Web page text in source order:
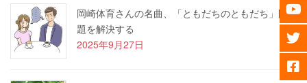
岡崎体育さんの名曲、「ともだちのともだち」問
題を解決する
2025年9月27日